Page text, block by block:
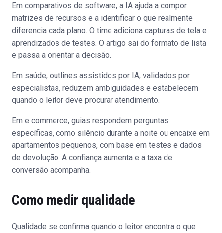
Em comparativos de software, a IA ajuda a compor
matrizes de recursos e a identificar o que realmente
diferencia cada plano. O time adiciona capturas de tela e
aprendizados de testes. O artigo sai do formato de lista
e passa a orientar a decisão.
Em saúde, outlines assistidos por IA, validados por
especialistas, reduzem ambiguidades e estabelecem
quando o leitor deve procurar atendimento.
Em e commerce, guias respondem perguntas
específicas, como silêncio durante a noite ou encaixe em
apartamentos pequenos, com base em testes e dados
de devolução. A confiança aumenta e a taxa de
conversão acompanha.
Como medir qualidade
Qualidade se confirma quando o leitor encontra o que